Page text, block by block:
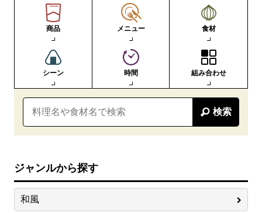
商品 メニュー 食材
シーン 時間 組み合わせ
検索
ジャンルから探す
和風